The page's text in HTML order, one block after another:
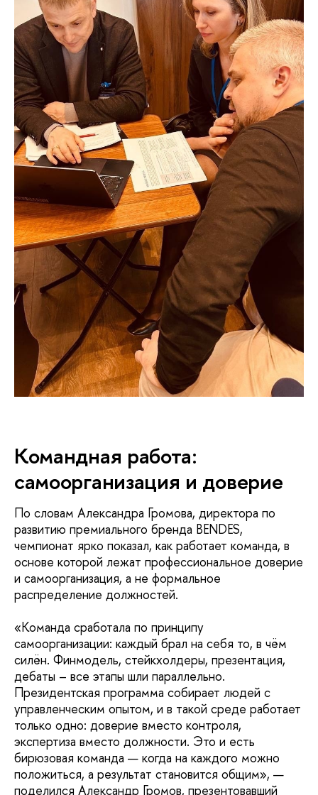
Командная работа:
самоорганизация и доверие
По словам Александра Громова, директора по
развитию премиального бренда BENDES,
чемпионат ярко показал, как работает команда, в
основе которой лежат профессиональное доверие
и самоорганизация, а не формальное
распределение должностей.
«Команда сработала по принципу
самоорганизации: каждый брал на себя то, в чём
силён. Финмодель, стейкхолдеры, презентация,
дебаты – все этапы шли параллельно.
Президентская программа собирает людей с
управленческим опытом, и в такой среде работает
только одно: доверие вместо контроля,
экспертиза вместо должности. Это и есть
бирюзовая команда — когда на каждого можно
положиться, а результат становится общим», —
поделился Александр Громов, презентовавший